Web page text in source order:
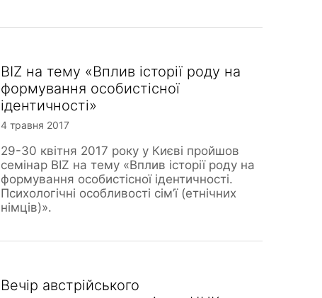
BIZ на тему «Вплив історії роду на
формування особистісної
ідентичності»
4 травня 2017
29-30 квітня 2017 року у Києві пройшов
семінар BIZ на тему «Вплив історії роду на
формування особистісної ідентичності.
Психологічні особливості сім’ї (етнічних
німців)».
Вечір австрійського